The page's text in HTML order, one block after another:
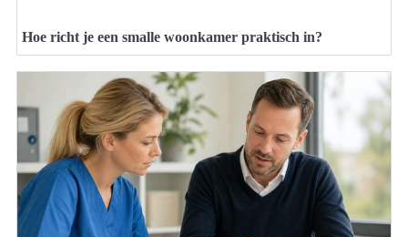
Hoe richt je een smalle woonkamer praktisch in?